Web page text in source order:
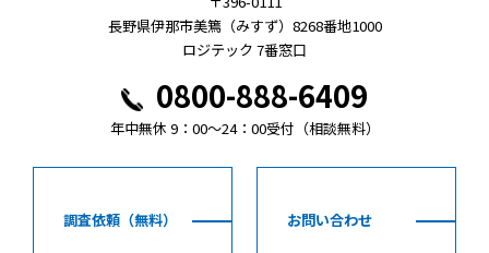
長野県伊那市美篶（みすず）8268番地1000
ロジテック 7番窓口
0800-888-6409
年中無休 9：00～24：00受付（相談無料）
調査依頼（無料） お問い合わせ